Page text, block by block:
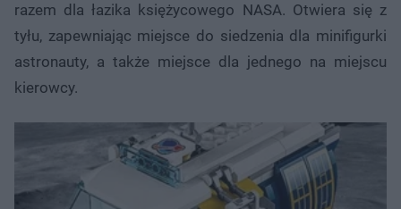
razem dla łazika księżycowego NASA. Otwiera się z
tyłu, zapewniając miejsce do siedzenia dla minifigurki
astronauty, a także miejsce dla jednego na miejscu
kierowcy.